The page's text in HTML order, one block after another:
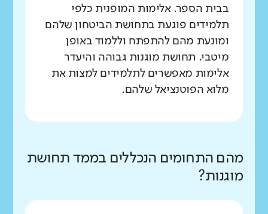
בבית הספר. אלימות המופנית כלפי
תלמידים פוגעת בתחושת הביטחון שלהם
ומונעת מהם להתפתח וללמוד באופן
מיטבי. תחושת מוגנות גבוהה והיעדר
אלימות מאפשרים לתלמידים למצות את
מלוא הפוטנציאל שלהם.
מהם התחומים הנכללים בממד תחושת
מוגנות?